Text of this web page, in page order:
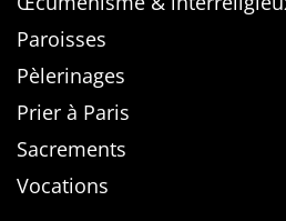
Paroisses
Pèlerinages
Prier à Paris
Sacrements
Vocations